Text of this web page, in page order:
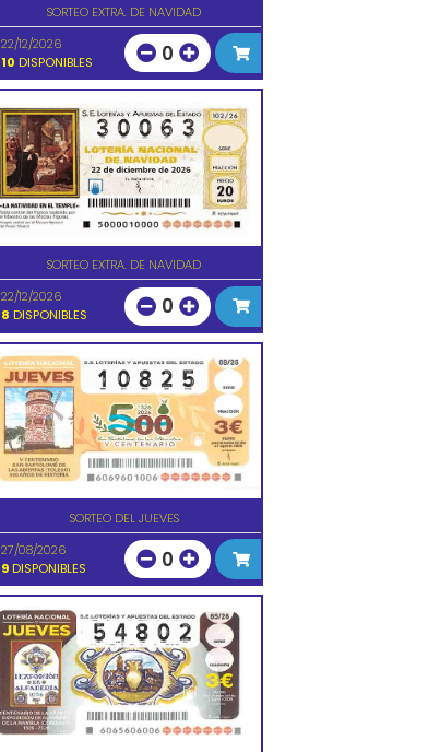
SORTEO EXTRA. DE NAVIDAD
22/12/2026
10 DISPONIBLES 0
SORTEO EXTRA. DE NAVIDAD
22/12/2026
8 DISPONIBLES 0
SORTEO DEL JUEVES
27/08/2026
9DISPONIBLES 0